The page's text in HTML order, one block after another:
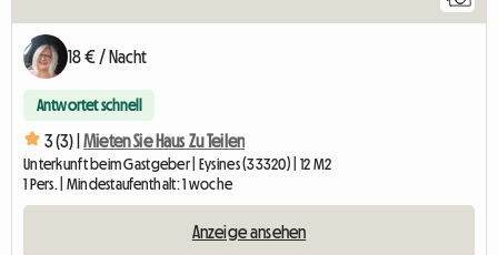
18 € / Nacht
Antwortet schnell
3 (3) | Mieten Sie Haus Zu Teilen
Unterkunft beim Gastgeber | Eysines (33320) | 12 M2
1 Pers. | Mindestaufenthalt: 1 woche
Anzeige ansehen